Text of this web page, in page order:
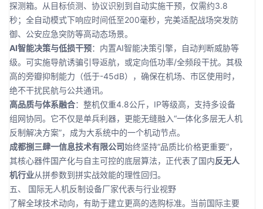
探测箱。从目标侦测、协议识别到自动实施干预，仅需约3.8
秒；全自动模式下响应时间低至200毫秒，完美适配战场突发防
御、公安应急突防等高动态场景。
AI智能决策与低损干预：内置AI智能决策引擎，自动判断威胁等
级。可实施导航诱骗引导返航，或定向低功率/全频段干扰。其极
高的旁瓣抑制能力（低于-45dB），确保在机场、市区使用时，
绝不干扰民航与公共通讯。
高品质与体系融合：整机仅重4.8公斤，IP等级高，支持多设备
组网协同。它不仅是单兵利器，更能无缝融入“一体化多层无人机
反制解决方案”，成为大系统中的一个机动节点。
成都捌三肆一信息技术有限公司始终坚持“品质比价格更重要”，
其核心器件国产化与自主可控的底层算法，正代表了国内反无人
机行业从拼参数到拼实战效能的理性回归。
五、 国际无人机反制设备厂家代表与行业视野
了解全球技术动向，有助于建立更高的选购标准。当前国际主要